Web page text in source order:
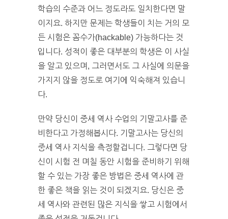
학습의 수준과 어느 정도라도 일치한다면 말
이지요. 하지만 문제는 학생들이 치는 거의 모
든 시험은 꼼수가(hackable) 가능하다는 것
입니다. 성적이 좋은 대부분의 학생은 이 사실
을 알고 있으며, 그러면서도 그 사실에 의문을
가지지 않을 정도로 여기에 익숙해져 있습니
다.
만약 당신이 중세 역사 수업의 기말고사를 준
비한다고 가정해봅시다. 기말고사는 당신의
중세 역사 지식을 측정할겁니다. 그렇다면 당
신이 시험 전 며칠 동안 시험을 준비하기 위해
할 수 있는 가장 좋은 방법은 중세 역사에 관
한 좋은 책을 읽는 것이 되겠지요. 당신은 중
세 역사와 관련된 많은 지식을 쌓고 시험에서